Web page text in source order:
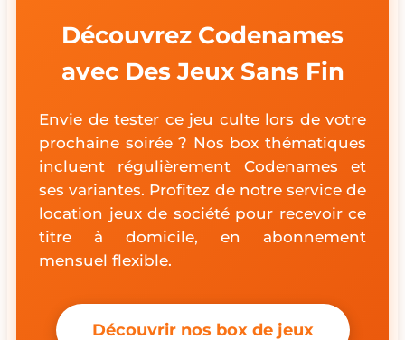
Découvrez Codenames
avec Des Jeux Sans Fin
Envie de tester ce jeu culte lors de votre
prochaine soirée ? Nos box thématiques
incluent régulièrement Codenames et
ses variantes. Profitez de notre service de
location jeux de société pour recevoir ce
titre à domicile, en abonnement
mensuel flexible.
Découvrir nos box de jeux